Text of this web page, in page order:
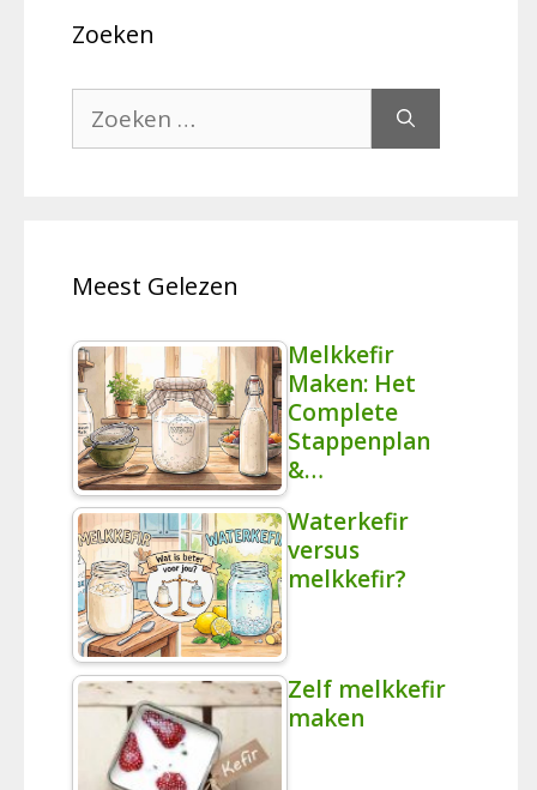
Zoeken
Zoek
naar:
Meest Gelezen
Melkkefir
Maken: Het
Complete
Stappenplan
&…
Waterkefir
versus
melkkefir?
Zelf melkkefir
maken